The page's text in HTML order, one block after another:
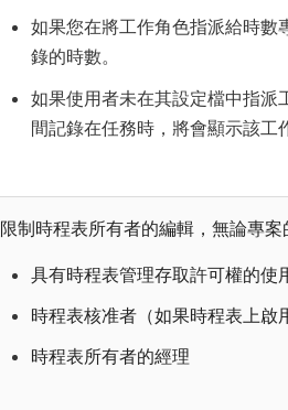
如果您在將工作角色指派給時數
錄的時數。
如果使用者未在其設定檔中指派
間記錄在任務時，將會顯示該工
限制時程表所有者的編輯，無論專
具有時程表管理存取許可權的使
時程表核准者（如果時程表上啟
時程表所有者的經理